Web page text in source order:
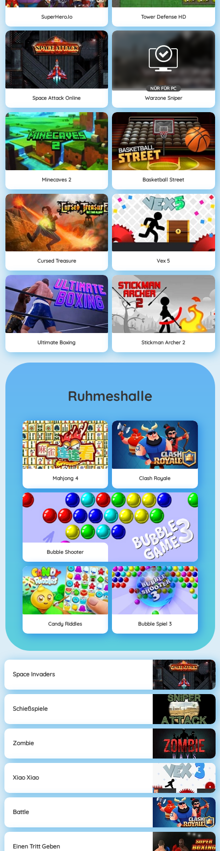
SuperHero.io Tower Defense HD
Space Attack Online
NÜR FÜR PC
Warzone Sniper
Minecaves 2 Basketball Street
Cursed Treasure Vex 5
Ultimate Boxing Stickman Archer 2
Ruhmeshalle
Mahjong 4 Clash Royale
Bubble Shooter
Candy Riddles Bubble Spiel 3
Space Invaders
Schießspiele
Zombie
Xiao Xiao
Battle
Einen Tritt Geben